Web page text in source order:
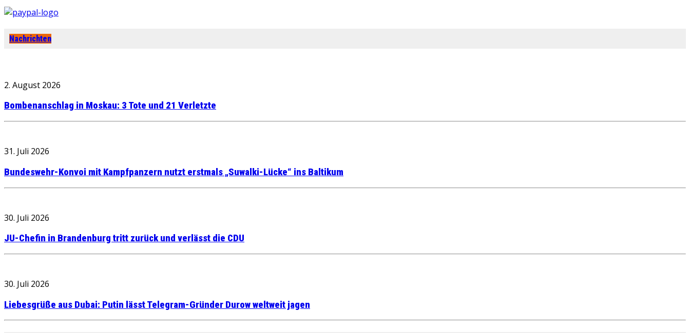
Nachrichten
2. August 2026
Bombenanschlag in Moskau: 3 Tote und 21 Verletzte
31. Juli 2026
Bundeswehr-Konvoi mit Kampfpanzern nutzt erstmals „Suwalki-Lücke“ ins Baltikum
30. Juli 2026
JU-Chefin in Brandenburg tritt zurück und verlässt die CDU
30. Juli 2026
Liebesgrüße aus Dubai: Putin lässt Telegram-Gründer Durow weltweit jagen